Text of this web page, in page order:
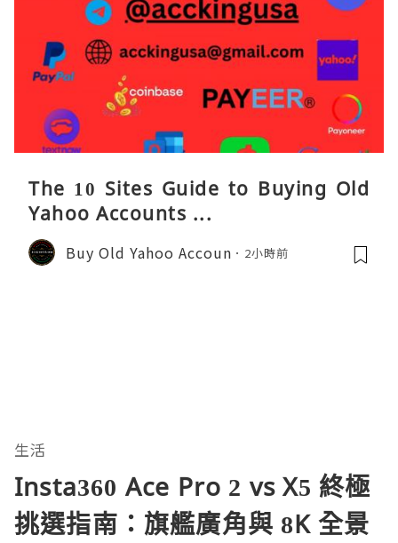
The 10 Sites Guide to Buying Old
Yahoo Accounts ...
Buy Old Yahoo Accoun 2小時前
生活
Insta360 Ace Pro 2 vs X5 終極
挑選指南：旗艦廣角與 8K 全景